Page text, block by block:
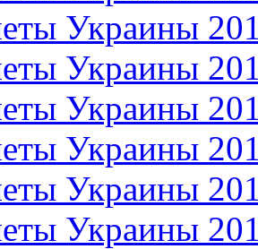
Украины
Украины
Украины
Украины
Украины
Украины